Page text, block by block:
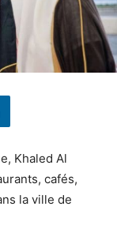
Khaled Al
cafés,
la ville de